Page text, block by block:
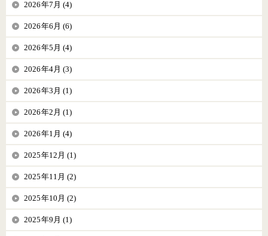
2026年7月 (4)
2026年6月 (6)
2026年5月 (4)
2026年4月 (3)
2026年3月 (1)
2026年2月 (1)
2026年1月 (4)
2025年12月 (1)
2025年11月 (2)
2025年10月 (2)
2025年9月 (1)